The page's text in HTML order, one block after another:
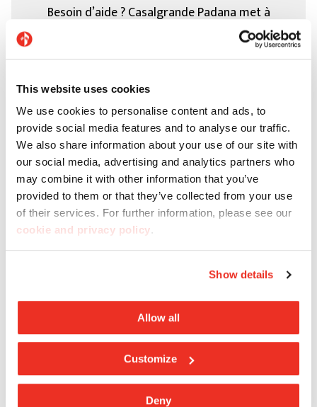
This website uses cookies
We use cookies to personalise content and ads, to
provide social media features and to analyse our traffic.
We also share information about your use of our site with
our social media, advertising and analytics partners who
may combine it with other information that you’ve
provided to them or that they’ve collected from your use
of their services. For further information, please see our
cookie and privacy policy.
Show details
Allow all
Customize
Deny
Besoin d’aide ? Casalgrande Padana met à
disposition son service client afin d’apporter
l'assistance et les conseils nécessaires.
Contactez-nous